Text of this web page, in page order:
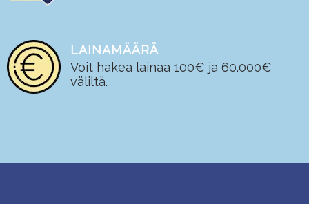
LAINAMÄÄRÄ
Voit hakea lainaa 100€ ja 60.000€
väliltä.